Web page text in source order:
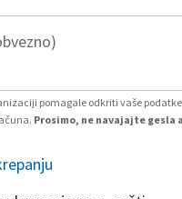
pomagale odkriti vaše
Prosimo, ne navajajte gesla